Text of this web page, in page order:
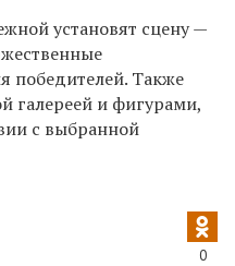
установят сцену—
победителей. Также
галереей и фигурами,
с выбранной
0